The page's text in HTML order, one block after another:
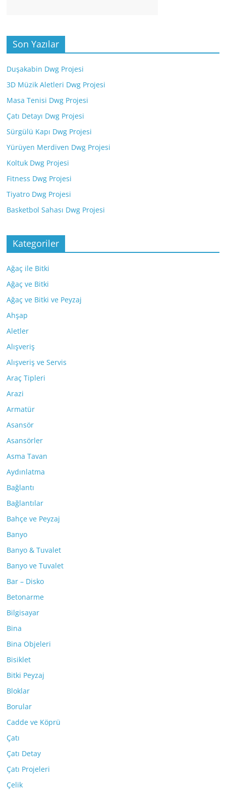
Son Yazılar
Duşakabin Dwg Projesi
3D Müzik Aletleri Dwg Projesi
Masa Tenisi Dwg Projesi
Çatı Detayı Dwg Projesi
Sürgülü Kapı Dwg Projesi
Yürüyen Merdiven Dwg Projesi
Koltuk Dwg Projesi
Fitness Dwg Projesi
Tiyatro Dwg Projesi
Basketbol Sahası Dwg Projesi
Kategoriler
Ağaç ile Bitki
Ağaç ve Bitki
Ağaç ve Bitki ve Peyzaj
Ahşap
Aletler
Alışveriş
Alışveriş ve Servis
Araç Tipleri
Arazi
Armatür
Asansör
Asansörler
Asma Tavan
Aydınlatma
Bağlantı
Bağlantılar
Bahçe ve Peyzaj
Banyo
Banyo & Tuvalet
Banyo ve Tuvalet
Bar – Disko
Betonarme
Bilgisayar
Bina
Bina Objeleri
Bisiklet
Bitki Peyzaj
Bloklar
Borular
Cadde ve Köprü
Çatı
Çatı Detay
Çatı Projeleri
Çelik